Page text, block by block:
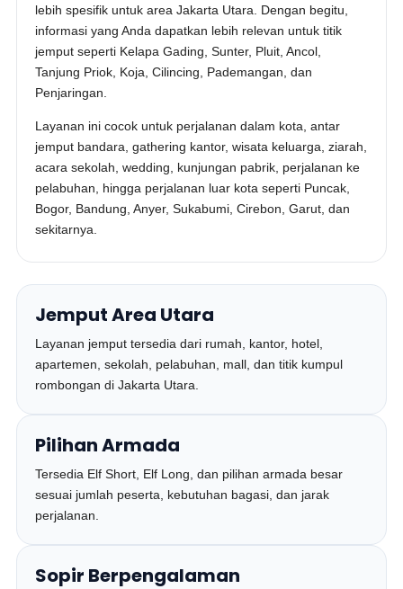
lebih spesifik untuk area Jakarta Utara. Dengan begitu,
informasi yang Anda dapatkan lebih relevan untuk titik
jemput seperti Kelapa Gading, Sunter, Pluit, Ancol,
Tanjung Priok, Koja, Cilincing, Pademangan, dan
Penjaringan.
Layanan ini cocok untuk perjalanan dalam kota, antar
jemput bandara, gathering kantor, wisata keluarga, ziarah,
acara sekolah, wedding, kunjungan pabrik, perjalanan ke
pelabuhan, hingga perjalanan luar kota seperti Puncak,
Bogor, Bandung, Anyer, Sukabumi, Cirebon, Garut, dan
sekitarnya.
Jemput Area Utara
Layanan jemput tersedia dari rumah, kantor, hotel,
apartemen, sekolah, pelabuhan, mall, dan titik kumpul
rombongan di Jakarta Utara.
Pilihan Armada
Tersedia Elf Short, Elf Long, dan pilihan armada besar
sesuai jumlah peserta, kebutuhan bagasi, dan jarak
perjalanan.
Sopir Berpengalaman